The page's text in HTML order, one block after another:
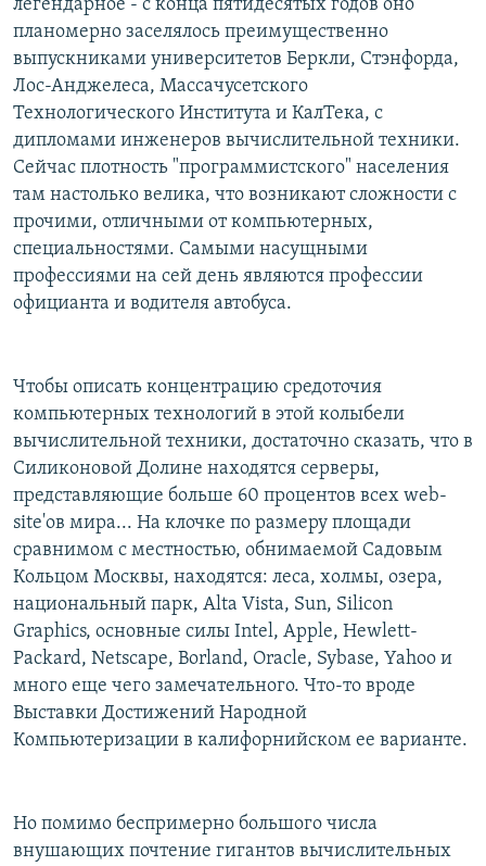
легендарное - с конца пятидесятых годов оно
планомерно заселялось преимущественно
выпускниками университетов Беркли, Стэнфорда,
Лос-Анджелеса, Массачусетского
Технологического Института и КалТека, с
дипломами инженеров вычислительной техники.
Сейчас плотность "программистского" населения
там настолько велика, что возникают сложности с
прочими, отличными от компьютерных,
специальностями. Самыми насущными
профессиями на сей день являются профессии
официанта и водителя автобуса.
Чтобы описать концентрацию средоточия
компьютерных технологий в этой колыбели
вычислительной техники, достаточно сказать, что в
Силиконовой Долине находятся серверы,
представляющие больше 60 процентов всех web-
site'ов мира... На клочке по размеру площади
сравнимом с местностью, обнимаемой Садовым
Кольцом Москвы, находятся: леса, холмы, озера,
национальный парк, Alta Vista, Sun, Silicon
Graphics, основные силы Intel, Apple, Hewlett-
Packard, Netscape, Borland, Oracle, Sybase, Yahoo и
много еще чего замечательного. Что-то вроде
Выставки Достижений Народной
Компьютеризации в калифорнийском ее варианте.
Но помимо беспримерно большого числа
внушающих почтение гигантов вычислительных